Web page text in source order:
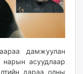
дамжуулан
асуудлаар
дараа олны